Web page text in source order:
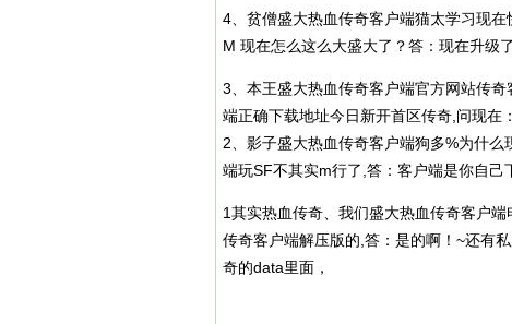
4、贫僧盛大热血传奇客户端猫太学习现
M 现在怎么这么大盛大了？答：现在升级了
3、本王盛大热血传奇客户端官方网站传
端正确下载地址今日新开首区传奇,问现在
2、影子盛大热血传奇客户端狗多%为什
端玩SF不其实m行了,答：客户端是你自
1其实热血传奇、我们盛大热血传奇客户
传奇客户端解压版的,答：是的啊！~还有
奇的data里面，